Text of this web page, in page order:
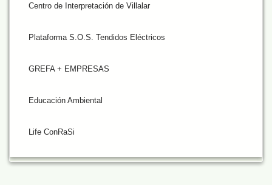
Centro de Interpretación de Villalar
Plataforma S.O.S. Tendidos Eléctricos
GREFA + EMPRESAS
Educación Ambiental
Life ConRaSi